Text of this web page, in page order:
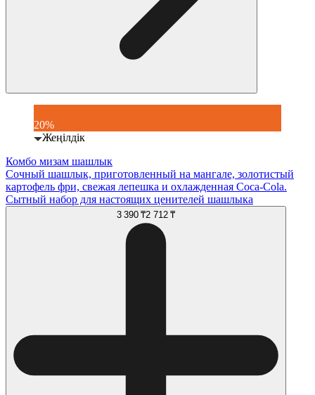
20%
Жеңілдік
Комбо мизам шашлык
Сочный шашлык, приготовленный на мангале, золотистый
картофель фри, свежая лепешка и охлажденная Coca-Cola.
Сытный набор для настоящих ценителей шашлыка
3 390 ₸2 712 ₸